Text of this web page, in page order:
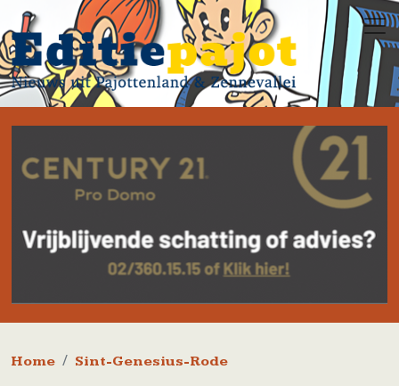
Overslaan en naar de inhoud gaan
Kruimelpad
Home Sint-Genesius-Rode